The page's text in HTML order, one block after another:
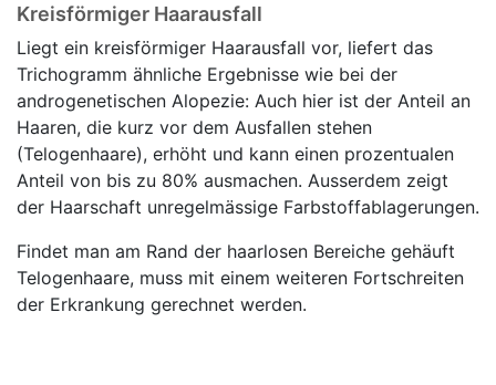
Kreisförmiger Haarausfall
Liegt ein kreisförmiger Haarausfall vor, liefert das
Trichogramm ähnliche Ergebnisse wie bei der
androgenetischen Alopezie: Auch hier ist der Anteil an
Haaren, die kurz vor dem Ausfallen stehen
(Telogenhaare), erhöht und kann einen prozentualen
Anteil von bis zu 80% ausmachen. Ausserdem zeigt
der Haarschaft unregelmässige Farbstoffablagerungen.
Findet man am Rand der haarlosen Bereiche gehäuft
Telogenhaare, muss mit einem weiteren Fortschreiten
der Erkrankung gerechnet werden.